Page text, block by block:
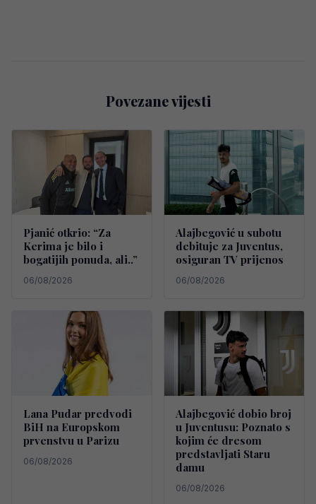
Povezane vijesti
Pjanić otkrio: “Za
Kerima je bilo i
bogatijih ponuda, ali..”
06/08/2026
Alajbegović u subotu
debituje za Juventus,
osiguran TV prijenos
06/08/2026
Lana Pudar predvodi
BiH na Europskom
prvenstvu u Parizu
06/08/2026
Alajbegović dobio broj
u Juventusu: Poznato s
kojim će dresom
predstavljati Staru
damu
06/08/2026